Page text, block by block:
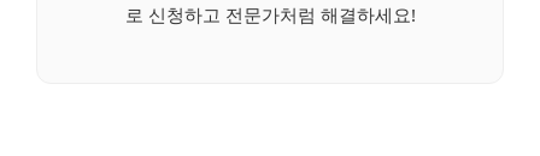
로 신청하고 전문가처럼 해결하세요!